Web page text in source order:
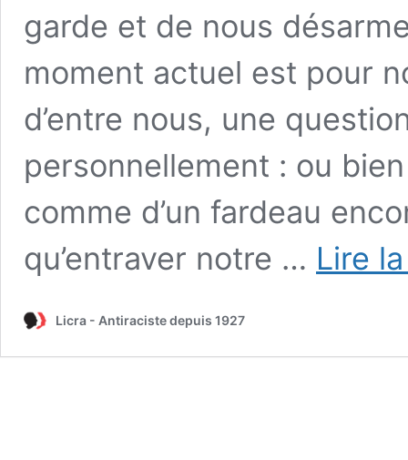
garde et de nous
moment actuel est pour
d’entre nous, une
personnellement : ou
comme d’un fardeau
qu’entraver notre … Lire
Licra - Antiraciste depuis 1927